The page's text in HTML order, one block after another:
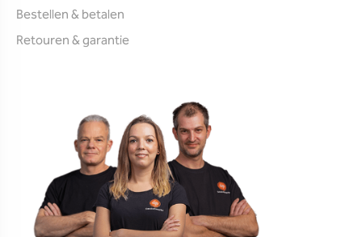
Bestellen & betalen
Retouren & garantie